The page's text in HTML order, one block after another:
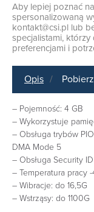
Aby lepiej poznać
spersonalizowaną
kontakt@csi.pl lub
specjalistami,
preferencjami i
Opis Pobierz
– Pojemność: 4 GB
– Wykorzystuje
– Obsługa trybów
DMA Mode 5
– Obsługa Security ID
– Temperatura pracy -
– Wibracje: do 16,5G
– Wstrząsy: do 1100G